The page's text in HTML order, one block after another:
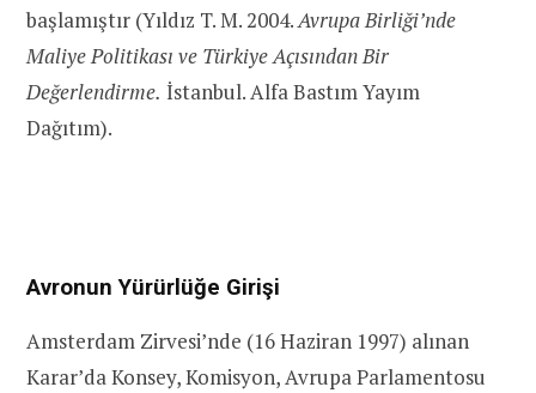
başlamıştır (Yıldız T. M. 2004.Avrupa Birliği’nde
Maliye Politikası ve Türkiye Açısından Bir
Değerlendirme. İstanbul. Alfa Bastım Yayım
Dağıtım).
Avronun Yürürlüğe Girişi
Amsterdam Zirvesi’nde (16 Haziran 1997) alınan
Karar’da Konsey, Komisyon, Avrupa Parlamentosu